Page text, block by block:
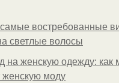
самые востребованные
светлые волосы
на женскую одежду: как
моду